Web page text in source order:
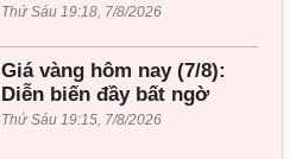
Thứ Sáu 19:18, 7/8/2026
Giá vàng hôm nay (7/8):
Diễn biến đầy bất ngờ
Thứ Sáu 19:15, 7/8/2026